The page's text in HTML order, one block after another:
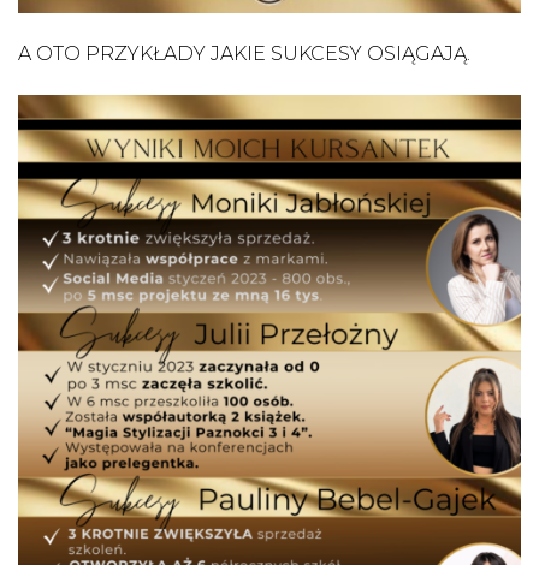
A OTO PRZYKŁADY JAKIE SUKCESY OSIĄGAJĄ.